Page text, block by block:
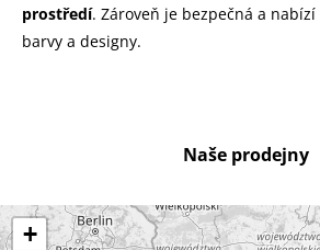
prostředí. Zároveň je bezpečná a
barvy a designy.
Naše prodejny
+